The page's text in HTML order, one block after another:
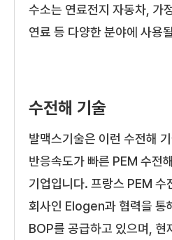
수소는 연료전지 자동차, 가
연료 등 다양한 분야에 사용
수전해 기술
발맥스기술은 이런 수전해
반응속도가 빠른 PEM 수전
기업입니다. 프랑스 PEM
회사인 Elogen과 협력을 통
BOP를 공급하고 있으며, 현